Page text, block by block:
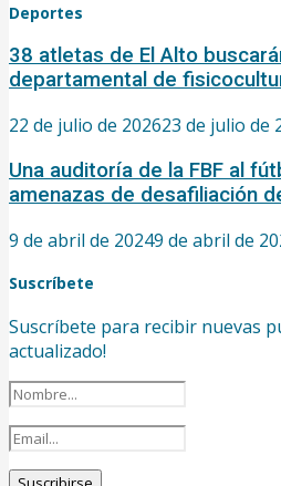
Deportes
38 atletas de El Alto
departamental de
22 de julio de 202623 de julio de
Una auditoría de la FBF al
amenazas de desafiliación
9 de abril de 20249 de abril de
Suscríbete
Suscríbete para recibir nuevas
actualizado!